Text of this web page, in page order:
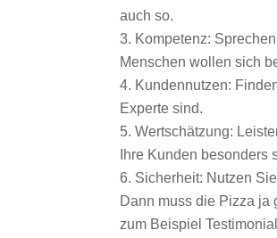
auch so.
Kompetenz:
Menschen wollen sich
Kundennutzen:
Experte sind.
Wertschätzung:
Ihre Kunden besonders
Sicherheit: Nutzen
Dann muss die Pizza ja
zum Beispiel